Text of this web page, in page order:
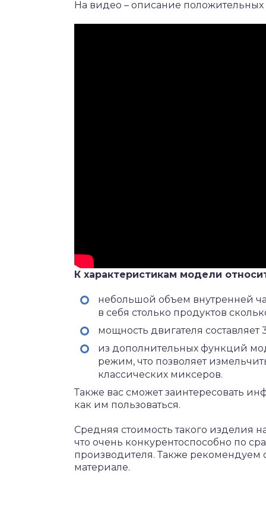
На видео – описание положительных
К характеристикам модели
небольшой объем внутренней
в себя столько продуктов
мощность двигателя составляет
из дополнительных функций
режим, что позволяет
классических миксеров.
Также вас сможет заинтересовать
как им пользоваться.
Средняя стоимость такого изделия
что очень конкурентоспособно по
производителя. Также рекомендуем
материале.